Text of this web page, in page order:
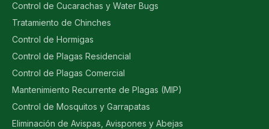
Control de Cucarachas y Water Bugs
Tratamiento de Chinches
Control de Hormigas
Control de Plagas Residencial
Control de Plagas Comercial
Mantenimiento Recurrente de Plagas (MIP)
Control de Mosquitos y Garrapatas
Eliminación de Avispas, Avispones y Abejas